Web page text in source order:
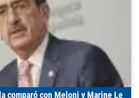
comparó con Meloni y Marine Le